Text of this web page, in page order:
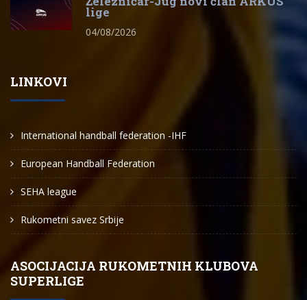
lige
04/08/2026
LINKOVI
International handball federation -IHF
European Handball Federation
SEHA league
Rukometni savez Srbije
ASOCIJACIJA RUKOMETNIH KLUBOVA
SUPERLIGE